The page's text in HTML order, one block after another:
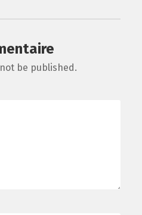
be published.